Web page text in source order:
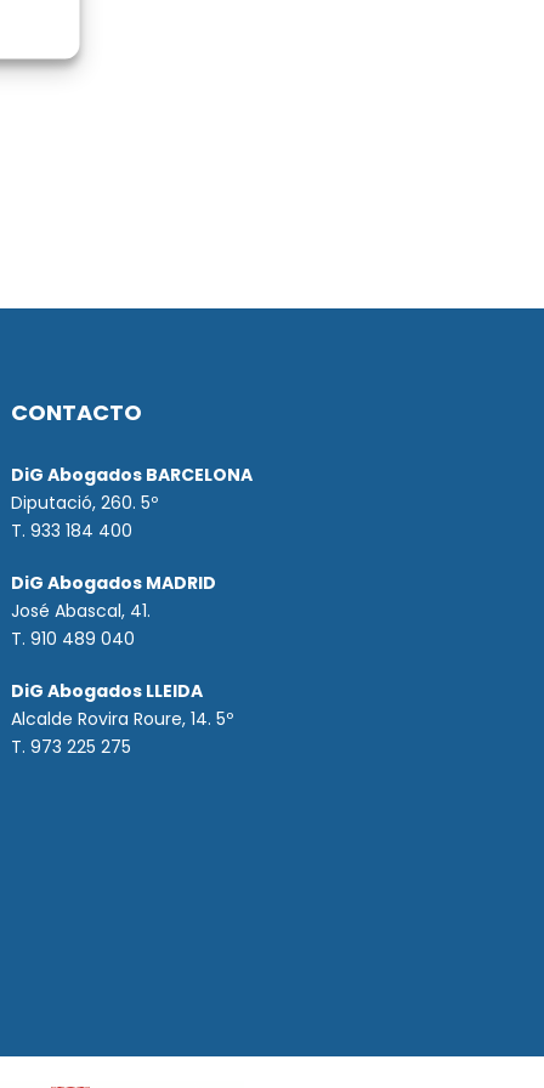
CONTACTO
DiG Abogados BARCELONA
Diputació, 260. 5º
T. 933 184 400
DiG Abogados MADRID
José Abascal, 41.
T.910 489 040
DiG Abogados LLEIDA
Alcalde Rovira Roure, 14. 5º
T. 973 225 275